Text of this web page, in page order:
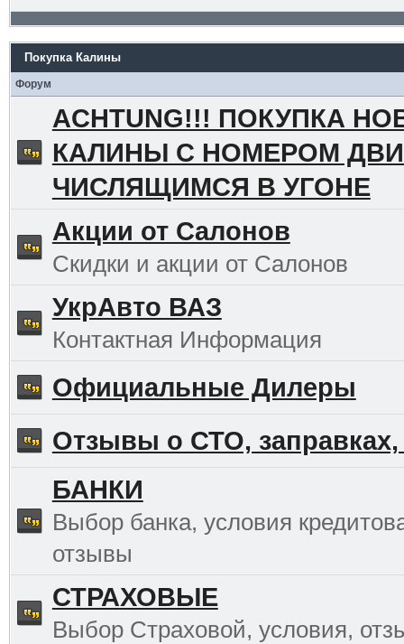
Покупка Калины
Форум
ACHTUNG!!! ПОКУПКА
КАЛИНЫ С НОМЕРОМ
ЧИСЛЯЩИМСЯ В УГОНЕ
Акции от Салонов
Скидки и акции от Салонов
УкрАвто ВАЗ
Контактная Информация
Официальные Дилеры
Отзывы о СТО, заправках,
БАНКИ
Выбор банка, условия
отзывы
СТРАХОВЫЕ
Выбор Страховой, условия,